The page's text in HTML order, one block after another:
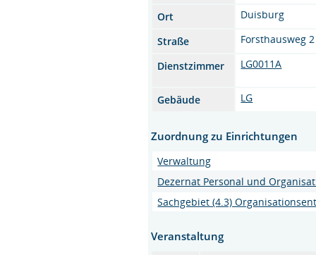
Ort
Duisburg
Straße
Forsthausweg 2
Dienstzimmer
LG0011A
Gebäude LG
Zuordnung zu Einrichtungen
Verwaltung
Dezernat Personal und
Sachgebiet (4.3)
Veranstaltung